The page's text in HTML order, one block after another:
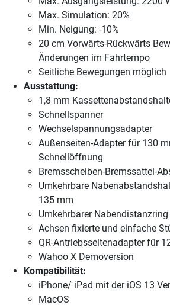
Max. Simulation: 20%
Min. Neigung: -10%
20 cm Vorwärts-Rückwärts
Änderungen im Fahrtempo
Seitliche Bewegungen möglich
Ausstattung:
1,8 mm
Schnellspanner
Wechselspannungsadapter
Außenseiten-Adapter für 130
Schnellöffnung
Bremsscheiben-Bremssattel-
Umkehrbare
135 mm
Umkehrbarer
Achsen fixierte und einfache
QR-Antriebsseitenadapter für
Wahoo X Demoversion
Kompatibilität:
iPhone/ iPad mit der iOS 13
MacOS